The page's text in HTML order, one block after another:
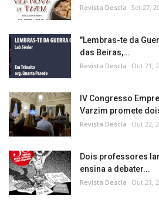
Revista Descla Set 27,
"Lembras-te da
das Beiras,...
Revista Descla Out 21,
IV Congresso
Varzim promete
Revista Descla Out 22,
Dois professores
ensina a debater...
Revista Descla Out 21,